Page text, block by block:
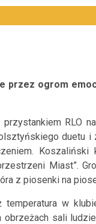
przez ogrom
RLO na
duetu i
Miast”.
z piosenki na
w
obrzeżach sali